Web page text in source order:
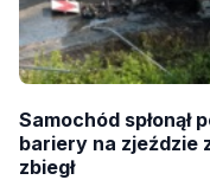
Samochód spłonął
bariery na zjeździe
zbiegł